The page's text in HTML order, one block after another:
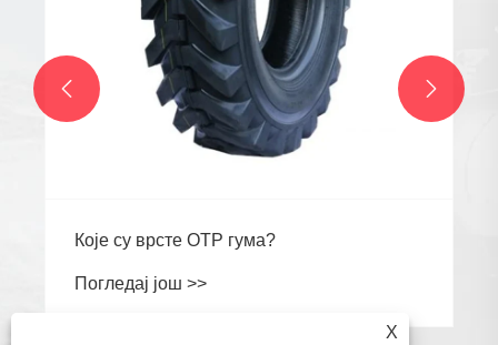
Које су врсте ОТР гума?
Погледај још >>
 
X